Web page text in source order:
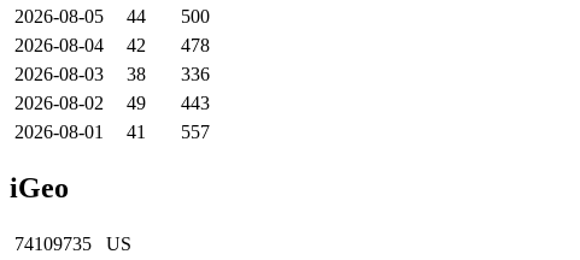
2026-08-05
44
500
2026-08-04
42
478
2026-08-03
38
336
2026-08-02
49
443
2026-08-01
41 557
iGeo
74109735
US